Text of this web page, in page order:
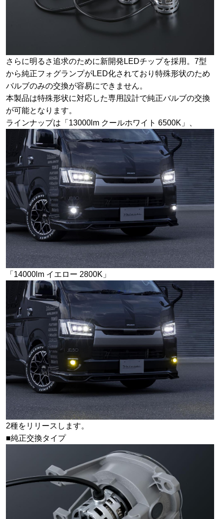
さらに明るさ追求のために新開発LEDチップを採用。7型
から純正フォグランプがLED化されており特殊形状のため
バルブのみの交換が容易にできません。
本製品は特殊形状に対応した専用設計で純正バルブの交換
が可能となります。
ラインナップは「13000lm クールホワイト 6500K」、
「14000lm イエロー 2800K」
2種をリリースします。
■純正交換タイプ